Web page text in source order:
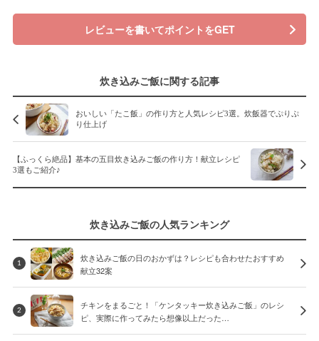
レビューを書いてポイントをGET
炊き込みご飯に関する記事
おいしい「たこ飯」の作り方と人気レシピ3選。炊飯器でぷりぷ
り仕上げ
【ふっくら絶品】基本の五目炊き込みご飯の作り方！献立レシピ
3選もご紹介♪
炊き込みご飯の人気ランキング
1
炊き込みご飯の日のおかずは？レシピも合わせたおすすめ
献立32案
2
チキンをまるごと！「ケンタッキー炊き込みご飯」のレシ
ピ、実際に作ってみたら想像以上だった…